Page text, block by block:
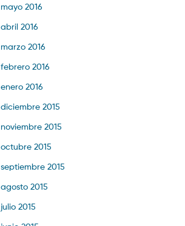
mayo 2016
abril 2016
marzo 2016
febrero 2016
enero 2016
diciembre 2015
noviembre 2015
octubre 2015
septiembre 2015
agosto 2015
julio 2015